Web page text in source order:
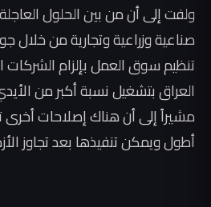
ولفت إلى أن من بين الحلول
صناعية وزراعية وتجارية من خلال
تنظيم سوق العمل بإلزام الشركات
العراق بتشغيل نسبة أكبر من
مشيراً إلى أن هناك إصلاحات
أطول ويمكن تنفيذها بعد تجاوز